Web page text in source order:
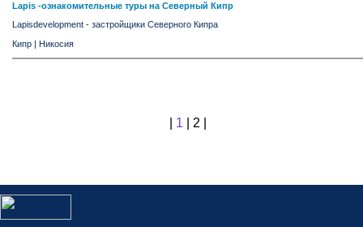
Lapis -ознакомительные туры на Северный Кипр
Lapisdevelopment - застройщики Северного Кипра
Кипр
Никосия
1| 2|